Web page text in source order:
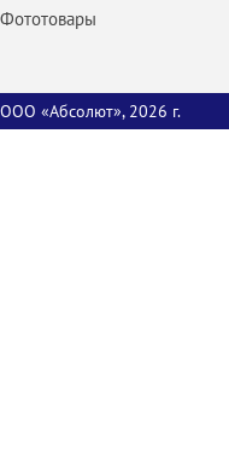
Фототовары
ООО «Абсолют», 2026 г.